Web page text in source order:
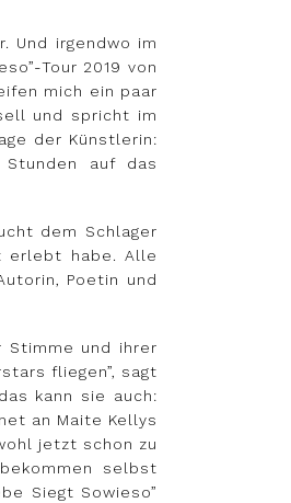
Und irgendwo im
Tour 2019 von
mich ein paar
und spricht im
der Künstlerin:
auf das
dem Schlager
erlebt habe. Alle
Poetin und
Stimme und ihrer
fliegen”, sagt
kann sie auch:
an Maite Kellys
jetzt schon zu
selbst
Siegt Sowieso”